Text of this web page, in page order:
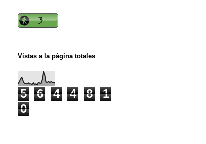
Vistas a la página totales
5 6 4 4 8
1
0